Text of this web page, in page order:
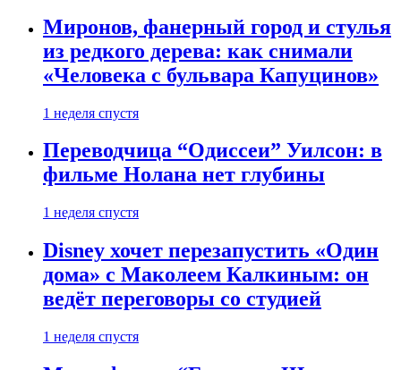
Миронов, фанерный город и стулья
из редкого дерева: как снимали
«Человека с бульвара Капуцинов»
1 неделя спустя
Переводчица “Одиссеи” Уилсон: в
фильме Нолана нет глубины
1 неделя спустя
Disney хочет перезапустить «Один
дома» с Маколеем Калкиным: он
ведёт переговоры со студией
1 неделя спустя